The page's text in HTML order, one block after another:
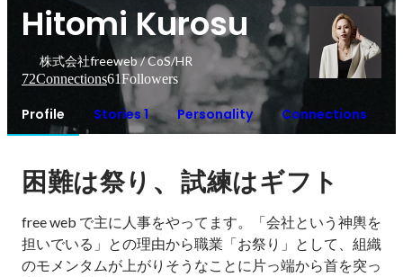
Hitomi Kurosu
株式会社freeweb / CoS/HR
72Connections61Followers
Profile Stories 1 Personality Connections
困難は祭り 、試練はギフト
free web で主に人事をやってます。「会社という神輿を
担いでいる」との理由から職業「お祭り」として、組織
のモメンタムが上がりそうなことに片っ端から首を突っ